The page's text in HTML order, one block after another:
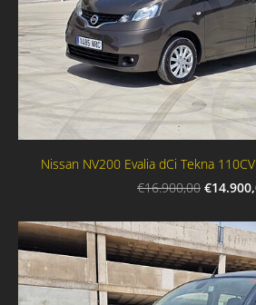
Nissan NV200 Evalia dCi Tekna
€16.900,00